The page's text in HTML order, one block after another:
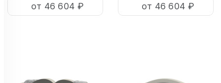
от 46 604 ₽ от 46 604 ₽